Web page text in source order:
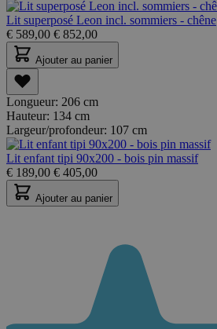
Lit superposé Leon incl. sommiers - chêne
€ 589,00 € 852,00
Ajouter au panier
Longueur: 206 cm
Hauteur: 134 cm
Largeur/profondeur: 107 cm
Lit enfant tipi 90x200 - bois pin massif
€ 189,00 € 405,00
Ajouter au panier